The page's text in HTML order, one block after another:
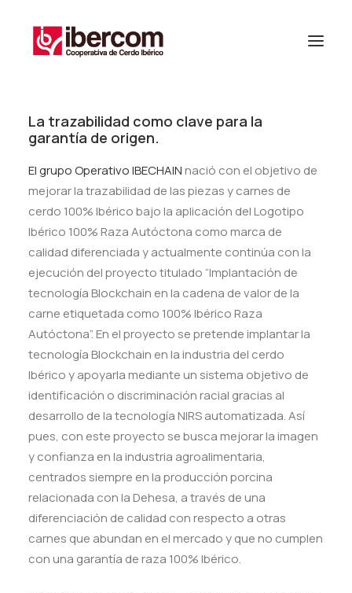
La trazabilidad como clave para la
garantía de origen.
El grupo Operativo IBECHAINnació con el objetivo de
mejorar la trazabilidad de las piezas y carnes de
cerdo 100% Ibérico bajo la aplicación del Logotipo
Ibérico 100% Raza Autóctona como marca de
calidad diferenciada y actualmente continúa con la
ejecución del proyecto titulado “Implantación de
tecnología Blockchain en la cadena de valor de la
carne etiquetada como 100% Ibérico Raza
Autóctona”. En el proyecto se pretende implantar la
tecnología Blockchain en la industria del cerdo
Ibérico y apoyarla mediante un sistema objetivo de
identificación o discriminación racial gracias al
desarrollo de la tecnología NIRS automatizada. Así
pues, con este proyecto se busca mejorar la imagen
y confianza en la industria agroalimentaria,
centrados siempre en la producción porcina
relacionada con la Dehesa, a través de una
diferenciación de calidad con respecto a otras
carnes que abundan en el mercado y que no cumplen
con una garantía de raza 100% Ibérico.